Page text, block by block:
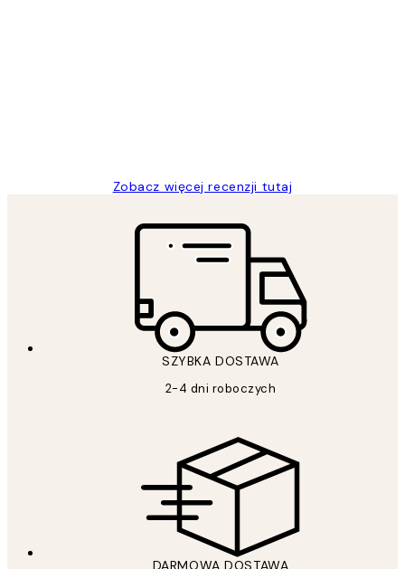
Zobacz więcej recenzji tutaj
SZYBKA DOSTAWA
2-4 dni roboczych
DARMOWA DOSTAWA